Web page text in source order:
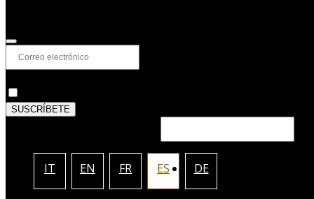
SUSCRÍBETE
IT EN FR ES DE